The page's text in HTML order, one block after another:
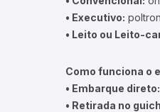
• Executivo:
• Leito ou Leito-
Como funciona o
• Embarque direto:
• Retirada no